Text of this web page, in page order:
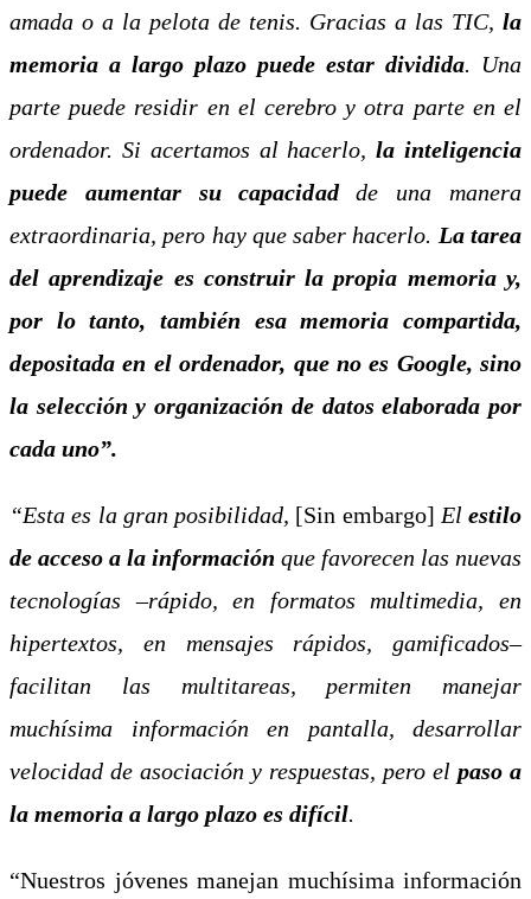
amada o a la pelota de tenis. Gracias a las TIC, la
memoria a largo plazo puede estar dividida. Una
parte puede residir en el cerebro y otra parte en el
ordenador. Si acertamos al hacerlo,la inteligencia
puede aumentar su capacidadde una manera
extraordinaria, pero hay que saber hacerlo. La tarea
del aprendizaje es construir la propia memoria y,
por lo tanto, también esa memoria compartida,
depositada en el ordenador, que no es Google, sino
la selección y organización de datos elaborada por
cada uno”.
“Esta es la gran posibilidad, [Sin embargo] El estilo
de acceso a la información que favorecen las nuevas
tecnologías –rápido, en formatos multimedia, en
hipertextos, en mensajes rápidos, gamificados–
facilitan las multitareas, permiten manejar
muchísima información en pantalla, desarrollar
velocidad de asociación y respuestas, pero el paso a
la memoria a largo plazo es difícil.
“Nuestros jóvenes manejan muchísima información